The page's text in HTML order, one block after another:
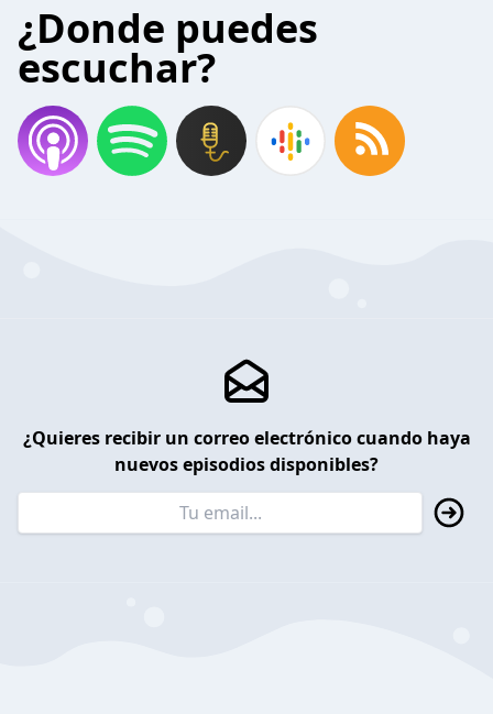
¿Donde puedes
escuchar?
¿Quieres recibir un correo electrónico cuando haya
nuevos episodios disponibles?